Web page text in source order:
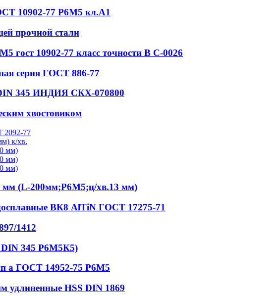
10902-77 Р6М5 кл.А1
прочной стали
гост 10902-77 класс точности В С-0026
серия ГОСТ 886-77
345 ИНДИЯ СКХ-070800
хвостовиком
2092-77
к/хв.
мм)
мм)
мм)
мм (L-200мм;Р6М5;ц/хв.13 мм)
ВК8 AlTiN ГОСТ 17275-71
1412
345 Р6М5К5)
а ГОСТ 14952-75 Р6М5
удлиненные HSS DIN 1869